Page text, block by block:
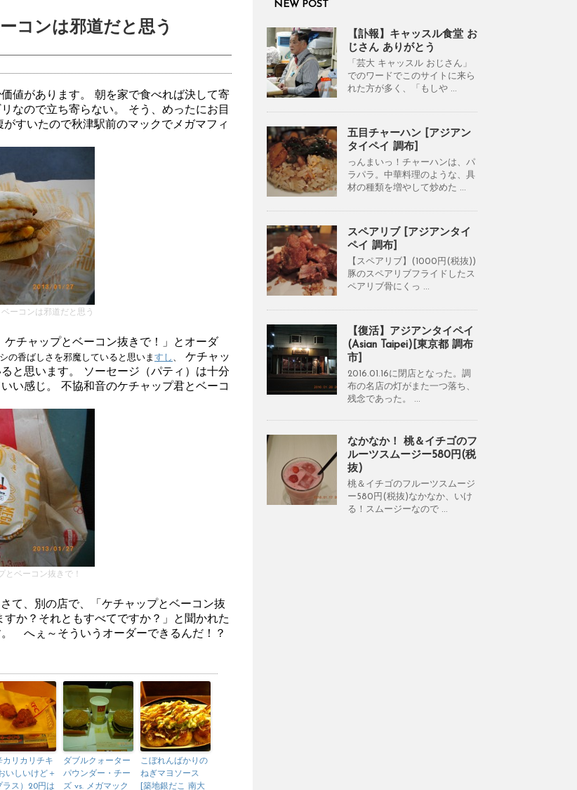
コンは邪道だと思う
値があります。 朝を家で食べれば決して寄
なので立ち寄らない。 そう、めったにお目
すいたので秋津駅前のマックでメガマフィ
ーコンは邪道だと思う
チャップとベーコン抜きで！」とオーダ
の香ばしさを邪魔していると思いま すし 、
ケチャッ
と思います。 ソーセージ（パティ）は十分
い感じ。 不協和音のケチャップ君とベーコ
とベーコン抜きで！
て、別の店で、「ケチャップとベーコン抜
か？それともすべてですか？」と聞かれた
へぇ～そういうオーダーできるんだ！？
カリカリチキ
いしいけど＋
ラス）20円は
ダブルクォーター
パウンダー・チー
ズ vs. メガマック
こぼれんばかりの
ねぎマヨソース
[築地銀だこ 南大
NEW POST
【訃報】キャッスル食堂 お
じさん ありがとう
「芸大 キャッスル おじさん」
でのワードでこのサイトに来ら
れた方が多く、「もしや ...
五目チャーハン [アジアン
タイペイ 調布]
っんまいっ！チャーハンは、パ
ラパラ。中華料理のような、具
材の種類を増やして炒めた ...
スペアリブ [アジアンタイ
ペイ 調布]
【スペアリブ】(1000円(税抜))
豚のスペアリブフライドしたス
ペアリブ骨にくっ ...
【復活】アジアンタイペイ
(Asian Taipei)[東京都 調布
市]
2016.01.16に閉店となった。調
布の名店の灯がまた一つ落ち、
残念であった。 ...
なかなか！ 桃＆イチゴのフ
ルーツスムージー580円(税
抜)
桃＆イチゴのフルーツスムージ
ー580円(税抜)なかなか、いけ
る！スムージーなので ...